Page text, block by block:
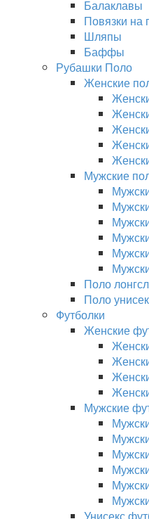
Балаклавы
Повязки на
Шляпы
Баффы
Рубашки Поло
Женские
Мужские
Поло
Поло
Футболки
Женские
Мужские